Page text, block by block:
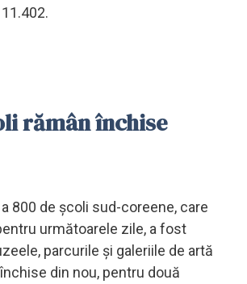
rămân închise
800 de şcoli sud-coreene, care
următoarele zile, a fost
parcurile şi galeriile de artă
din nou, pentru două